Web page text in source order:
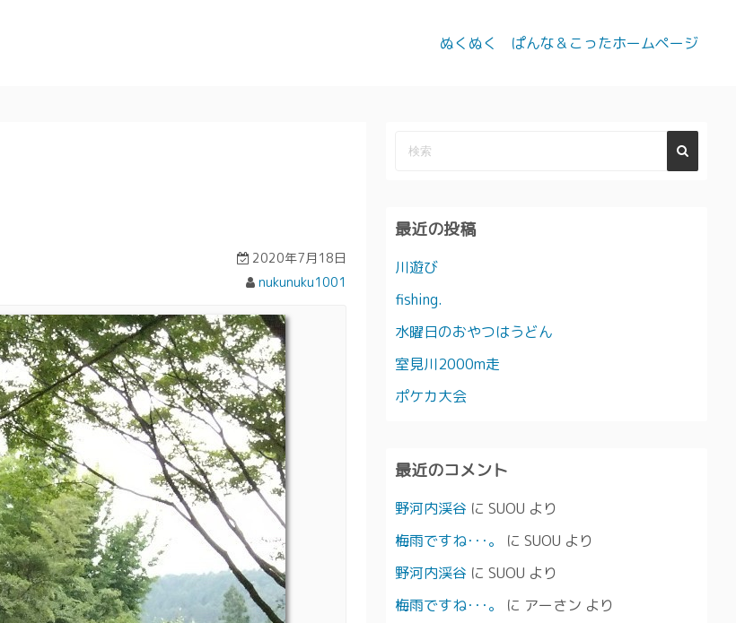
ぬくぬく ぱんな＆こったホームページ
2020年7月18日
nukunuku1001
最近の投稿
川遊び
fishing.
水曜日のおやつはうどん
室見川2000m走
ポケカ大会
最近のコメント
野河内渓谷 に SUOU より
梅雨ですね･･･。
に SUOU より
野河内渓谷 に SUOU より
梅雨ですね･･･。
に アーさン より